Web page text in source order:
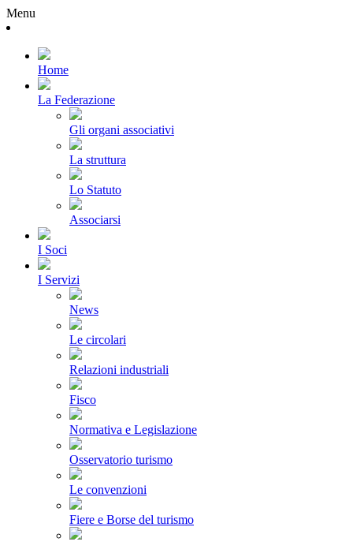
Menu
Home
La Federazione
Gli organi associativi
La struttura
Lo Statuto
Associarsi
I Soci
I Servizi
News
Le circolari
Relazioni industriali
Fisco
Normativa e Legislazione
Osservatorio turismo
Le convenzioni
Fiere e Borse del turismo